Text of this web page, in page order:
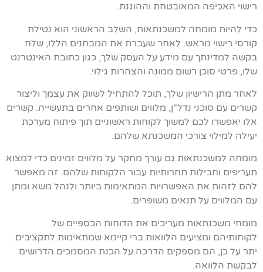
רישוי האכיפה המאובטחת וההוגנת.
כדי להיות מומחה למשכנתאות, השלב הראשוני הוא נטילת
קורסי רישוי מראש. לאחר שעברת את המבחנים הללו, שלח
בקשה למדינתך עם מידע על העסק שלך, כגון כתובת האינטרנט
שלו, פרטי סוכן רשום ממונה והצהרות גילוי.
לאחר מתן הרישיון שלך, תוכל להתחיל לשווק את עצמך וליצור
קשרים עם סוכני נדל"ן, מלווים ושותפים אחרים בתעשייה. קשרים
אלו יאפשרו לכם למשוך לקוחות ראשוניים תוך פיתוח מערכת
יעילה למילוי צורכי המשכנתא שלהם.
מומחה למשכנתאות גם עורך מחקר על מלווים זמינים כדי למצוא
תעריפים וחבילות תחרותיות עבור הלקוחות שלהם. זה מאפשר
להם לזהות את האפשרויות המתאימות ביותר ולנהל משא ומתן
עם המלווים על תנאים משופרים.
מומחי משכנתאות מעריכים את הדוחות הכספיים של
לקוחותיהם ומציעים הלוואות ברי קיימא שמתאימות לתקציבים.
יתר על כן, הם מספקים הדרכה על הכנת המסמכים הדרושים
לבקשת הלוואה.